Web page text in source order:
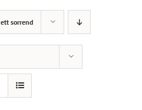
sorrend